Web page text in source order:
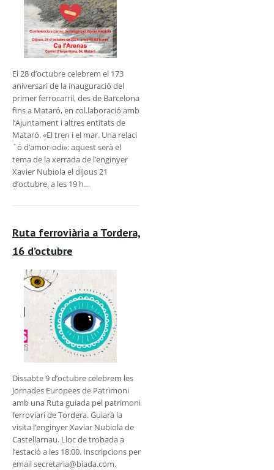
El 28 d’octubre celebrem el 173
aniversari de la inauguració del
primer ferrocarril, des de Barcelona
fins a Mataró, en col.laboració amb
l’Ajuntament i altres entitats de
Mataró. «El tren i el mar. Una relaci
´ó d’amor-odi»: aquest serà el
tema de la xerrada de l’enginyer
Xavier Nubiola el dijous 21
d’octubre, a les 19 h…
Ruta ferroviària a Tordera,
16 d’octubre
Dissabte 9 d’octubre celebrem les
Jornades Europees de Patrimoni
amb una Ruta guiada pel patrimoni
ferroviari de Tordera. Guiarà la
visita l’enginyer Xaviar Nubiola de
Castellarnau. Lloc de trobada a
l’estació a les 18:00. Inscripcions per
email secretaria@biada.com.